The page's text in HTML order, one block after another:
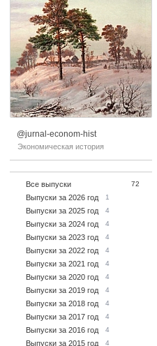
@jurnal-econom-hist
Экономическая история
Все выпуски 72
Выпуски за 2026 год 1
Выпуски за 2025 год 4
Выпуски за 2024 год 4
Выпуски за 2023 год 4
Выпуски за 2022 год 4
Выпуски за 2021 год 4
Выпуски за 2020 год 4
Выпуски за 2019 год 4
Выпуски за 2018 год 4
Выпуски за 2017 год 4
Выпуски за 2016 год 4
Выпуски за 2015 год 4